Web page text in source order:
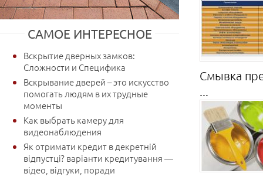
САМОЕ ИНТЕРЕСНОЕ
Вскрытие дверных замков:
Сложности и Специфика
Вскрывание дверей – это искусство
помогать людям в их трудные
моменты
Как выбрать камеру для
видеонаблюдения
Як отримати кредит в декретній
відпустці? варіанти кредитування —
відео, відгуки, поради
Смывка